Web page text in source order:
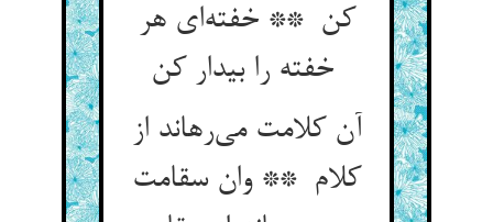
کن ** خفته‌ای هر
آن کلامت می‌رهاند از
کلام ** وان سقامت